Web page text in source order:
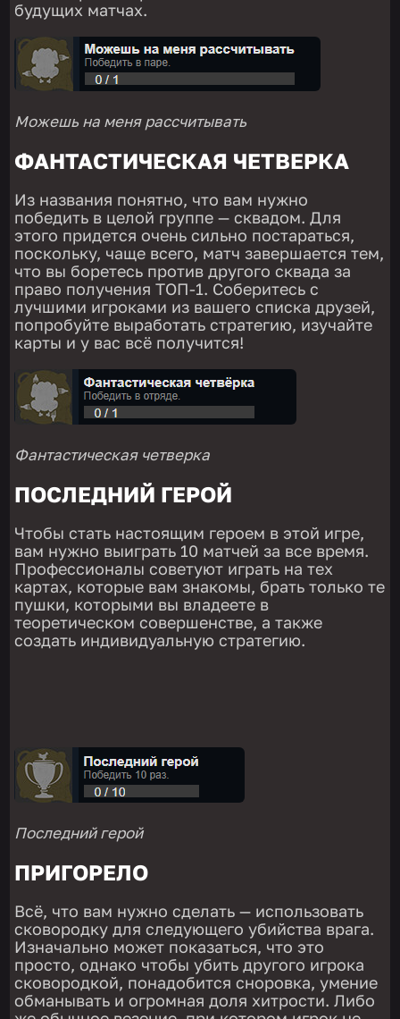
будущих матчах.
Можешь на меня рассчитывать
ФАНТАСТИЧЕСКАЯ ЧЕТВЕРКА
Из названия понятно, что вам нужно
победить в целой группе — сквадом. Для
этого придется очень сильно постараться,
поскольку, чаще всего, матч завершается тем,
что вы боретесь против другого сквада за
право получения ТОП-1. Соберитесь с
лучшими игроками из вашего списка друзей,
попробуйте выработать стратегию, изучайте
карты и у вас всё получится!
Фантастическая четверка
ПОСЛЕДНИЙ ГЕРОЙ
Чтобы стать настоящим героем в этой игре,
вам нужно выиграть 10 матчей за все время.
Профессионалы советуют играть на тех
картах, которые вам знакомы, брать только те
пушки, которыми вы владеете в
теоретическом совершенстве, а также
создать индивидуальную стратегию.
Последний герой
ПРИГОРЕЛО
Всё, что вам нужно сделать — использовать
сковородку для следующего убийства врага.
Изначально может показаться, что это
просто, однако чтобы убить другого игрока
сковородкой, понадобится сноровка, умение
обманывать и огромная доля хитрости. Либо